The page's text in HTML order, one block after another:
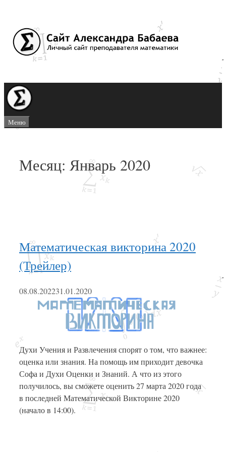
содержимому
Меню
Месяц: Январь 2020
Математическая викторина 2020
(Трейлер)
08.08.202231.01.2020
Духи Учения и Развлечения спорят о том, что важнее:
оценка или знания. На помощь им приходит девочка
Софа и Духи Оценки и Знаний. А что из этого
получилось, вы сможете оценить 27 марта 2020 года
в последней Математической Викторине 2020
(начало в 14:00).